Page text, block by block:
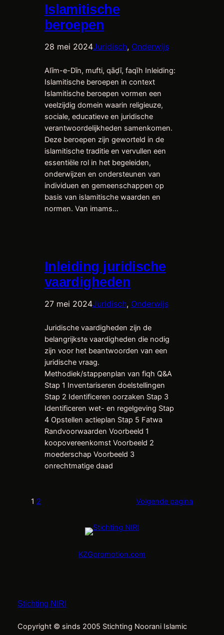
Islamitische
beroepen
28 mei 2024Juridisch, Onderwijs
Alīm-e-Dīn, mufti, qāḍī, faqīh Inleiding:
Islamitische beroepen in context
Islamitische beroepen vormen een
veelzijdig domein waarin religieuze,
sociale, educatieve en juridische
verantwoordelijkheden samenkomen.
Deze beroepen zijn geworteld in de
islamitische traditie en vervullen een
essentiële rol in het begeleiden,
onderwijzen en ondersteunen van
individuen en gemeenschappen op
basis van islamitische waarden en
normen. Van imams…
Inleiding juridische
vaardigheden
27 mei 2024Juridisch, Onderwijs
Juridische vaardigheden zijn de
belangrijkste vaardigheden die nodig
zijn voor het beantwoorden van een
juridische vraag.
Methodiek/stappenplan van fiqh Q&A
Stap 1 Inventariseren doelstellingen
Stap 2 Identificeren oorzaken Stap 3
Identificeren wet- en regelgeving Stap
4 Opstellen actieplan Stap 5 Fatwa
Randvoorwaarden Voorbeeld 1
koopovereenkomst Voorbeeld 2
moederschap Voorbeeld 3
onrechtmatige daad
1 2 Volgende pagina
KZGpromotion.com
Stichting NIRI
Copyright © sinds 2005 Stichting Noorani Islamic